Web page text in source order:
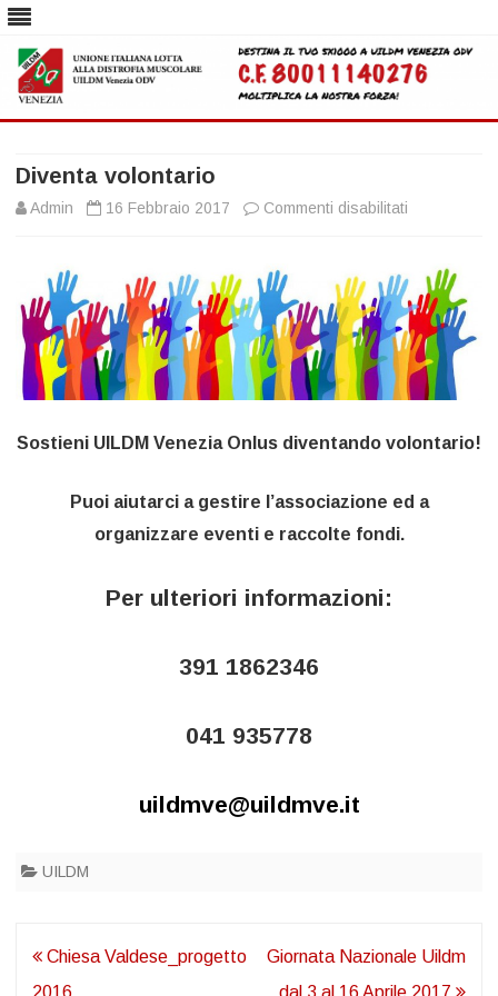
Diventa volontario
Admin 16 Febbraio 2017 Commenti disabilitati
volontario
Sostieni UILDM Venezia Onlus diventando volontario!
Puoi aiutarci a gestire l’associazione ed a
organizzare eventi e raccolte fondi.
Per ulteriori informazioni:
391 1862346
041 935778
uildmve@uildmve.it
UILDM
Navigazione
articoli
Chiesa Valdese_progetto
Giornata Nazionale Uildm